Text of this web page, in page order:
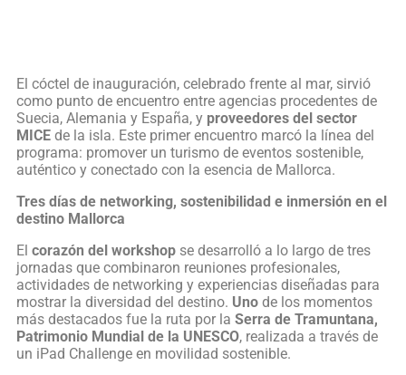
El cóctel de inauguración, celebrado frente al mar, sirvió
como punto de encuentro entre agencias procedentes de
Suecia, Alemania y España, y proveedores del sector
MICE de la isla. Este primer encuentro marcó la línea del
programa: promover un turismo de eventos sostenible,
auténtico y conectado con la esencia de Mallorca.
Tres días de networking, sostenibilidad e inmersión en el
destino Mallorca
El corazón del workshop se desarrolló a lo largo de tres
jornadas que combinaron reuniones profesionales,
actividades de networking y experiencias diseñadas para
mostrar la diversidad del destino. Uno de los momentos
más destacados fue la ruta por la Serra de Tramuntana,
Patrimonio Mundial de la UNESCO, realizada a través de
un iPad Challenge en movilidad sostenible.